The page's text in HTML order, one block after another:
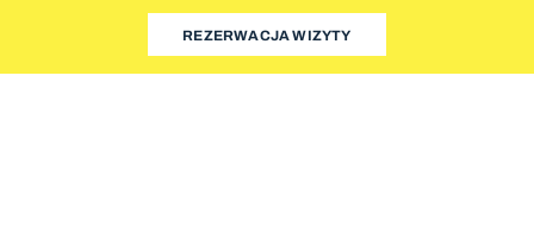
REZERWACJA WIZYTY